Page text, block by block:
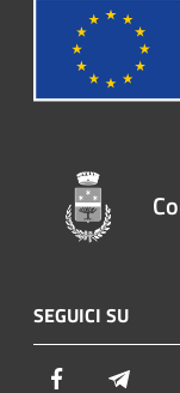
SEGUICI SU
Facebook